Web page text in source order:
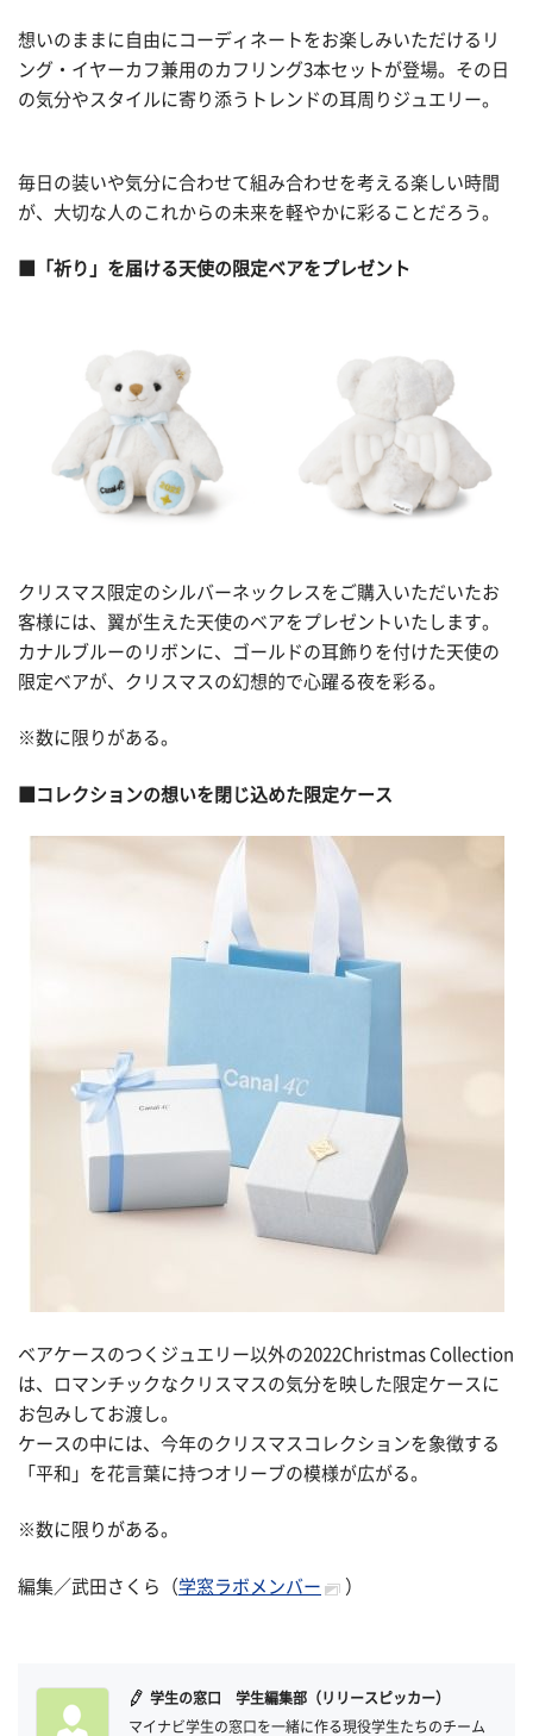
想いのままに自由にコーディネートをお楽しみいただけるリ
ング・イヤーカフ兼用のカフリング3本セットが登場。その日
の気分やスタイルに寄り添うトレンドの耳周りジュエリー。
毎日の装いや気分に合わせて組み合わせを考える楽しい時間
が、大切な人のこれからの未来を軽やかに彩ることだろう。
■「祈り」を届ける天使の限定ベアをプレゼント
クリスマス限定のシルバーネックレスをご購入いただいたお
客様には、翼が生えた天使のベアをプレゼントいたします。
カナルブルーのリボンに、ゴールドの耳飾りを付けた天使の
限定ベアが、クリスマスの幻想的で心躍る夜を彩る。
※数に限りがある。
■コレクションの想いを閉じ込めた限定ケース
ベアケースのつくジュエリー以外の2022Christmas Collection
は、ロマンチックなクリスマスの気分を映した限定ケースに
お包みしてお渡し。
ケースの中には、今年のクリスマスコレクションを象徴する
「平和」を花言葉に持つオリーブの模様が広がる。
※数に限りがある。
編集／武田さくら（学窓ラボメンバー ）
学生の窓口 学生編集部（リリースピッカー）
マイナビ学生の窓口を一緒に作る現役学生たちのチーム